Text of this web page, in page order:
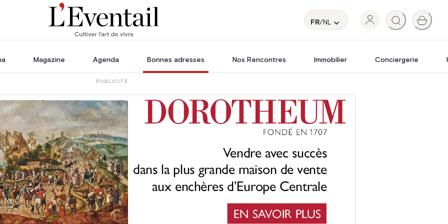
FR/NL
Magazine Agenda Bonnes adresses Nos Rencontres Immobilier Conciergerie
PUBLICITÉ